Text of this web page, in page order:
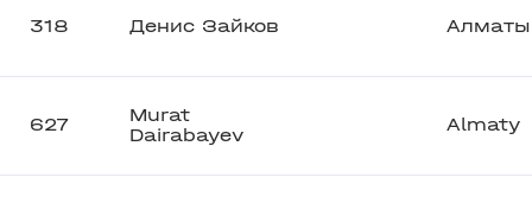
318 Денис Зайков Алматы
627
Murat
Dairabayev
Almaty